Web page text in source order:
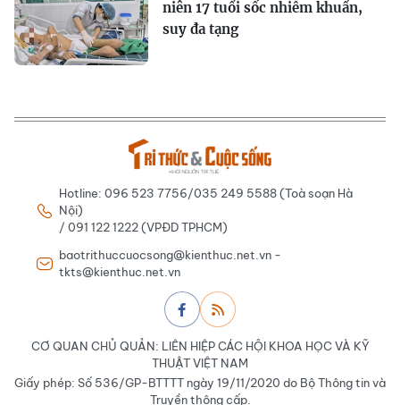
niên 17 tuổi sốc nhiễm khuẩn,
suy đa tạng
Hotline: 096 523 7756/035 249 5588 (Toà soạn Hà
Nội)
/ 091 122 1222 (VPĐD TPHCM)
baotrithuccuocsong@kienthuc.net.vn -
tkts@kienthuc.net.vn
CƠ QUAN CHỦ QUẢN: LIÊN HIỆP CÁC HỘI KHOA HỌC VÀ KỸ
THUẬT VIỆT NAM
Giấy phép: Số 536/GP-BTTTT ngày 19/11/2020 do Bộ Thông tin và
Truyền thông cấp.